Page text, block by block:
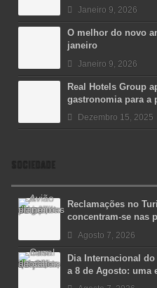
Janeiro 9, 2026
O melhor do novo
janeiro
Janeiro 9, 2026
Real Hotels Group
gastronomia para a
Dezembro 15, 2025
SOCIEDADE
Reclamações no
concentram-se nas
Agosto 7, 2026
Dia Internacional
a 8 de Agosto: uma